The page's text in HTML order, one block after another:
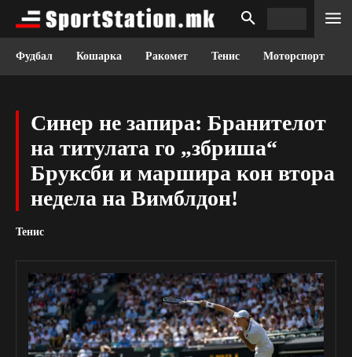
Фудбал Кошарка Ракомет Тенис Моторспорт
Синер не запира: Бранителот
на титулата го „збриша“
Бруксби и маршира кон втора
недела на Вимблдон!
Тенис